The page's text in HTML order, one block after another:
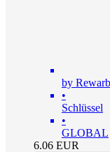
by
•
Schlüssel
•
GLOBAL
6.06 EUR